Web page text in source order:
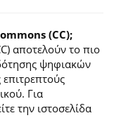
(CC);
αποτελούν το πιο
ψηφιακών
Για
την ιστοσελίδα